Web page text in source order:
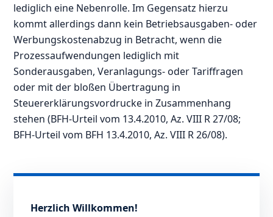
lediglich eine Nebenrolle. Im Gegensatz hierzu
kommt allerdings dann kein Betriebsausgaben- oder
Werbungskostenabzug in Betracht, wenn die
Prozessaufwendungen lediglich mit
Sonderausgaben, Veranlagungs- oder Tariffragen
oder mit der bloßen Übertragung in
Steuererklärungsvordrucke in Zusammenhang
stehen (BFH-Urteil vom 13.4.2010, Az. VIII R 27/08;
BFH-Urteil vom BFH 13.4.2010, Az. VIII R 26/08).
Herzlich Willkommen!